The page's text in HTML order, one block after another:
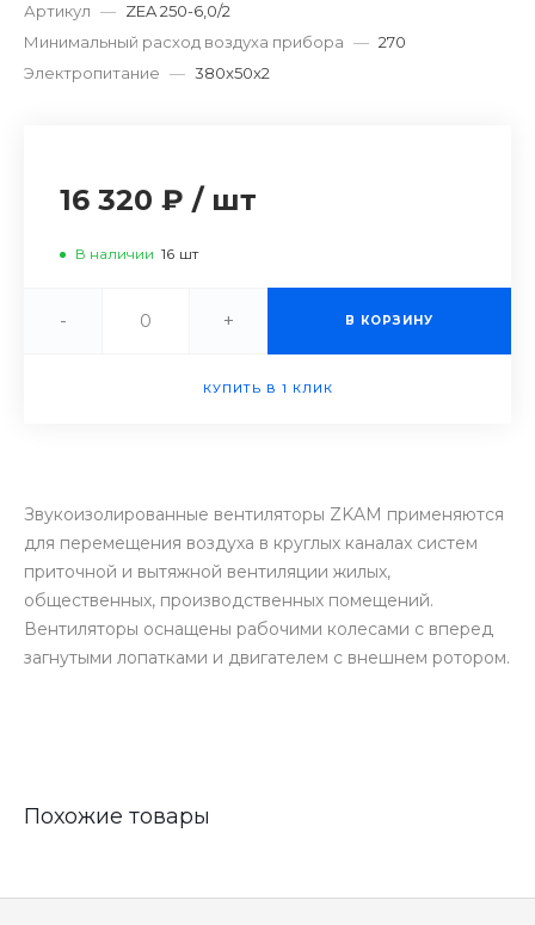
Артикул — ZEA 250-6,0/2
Минимальный расход воздуха прибора — 270
Электропитание — 380x50x2
16 320 ₽ /шт
В наличии 16 шт
- + В КОРЗИНУ
КУПИТЬ В 1 КЛИК
Звукоизолированные вентиляторы ZKAM применяются
для перемещения воздуха в круглых каналах систем
приточной и вытяжной вентиляции жилых,
общественных, производственных помещений.
Вентиляторы оснащены рабочими колесами с вперед
загнутыми лопатками и двигателем с внешнем ротором.
Похожие товары